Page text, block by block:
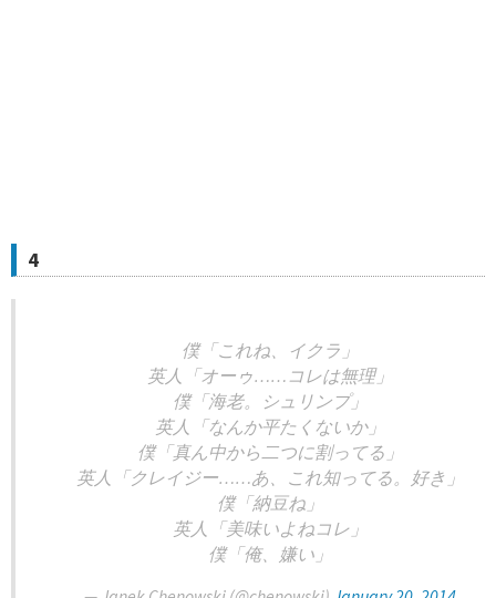
4
僕「これね、イクラ」
英人「オーゥ……コレは無理」
僕「海老。シュリンプ」
英人「なんか平たくないか」
僕「真ん中から二つに割ってる」
英人「クレイジー……あ、これ知ってる。好き」
僕「納豆ね」
英人「美味いよねコレ」
僕「俺、嫌い」